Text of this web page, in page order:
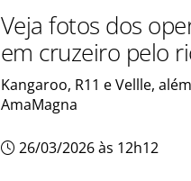
Veja fotos dos
em cruzeiro pelo
Kangaroo, R11 e Vellle,
AmaMagna
26/03/2026 às 12h12